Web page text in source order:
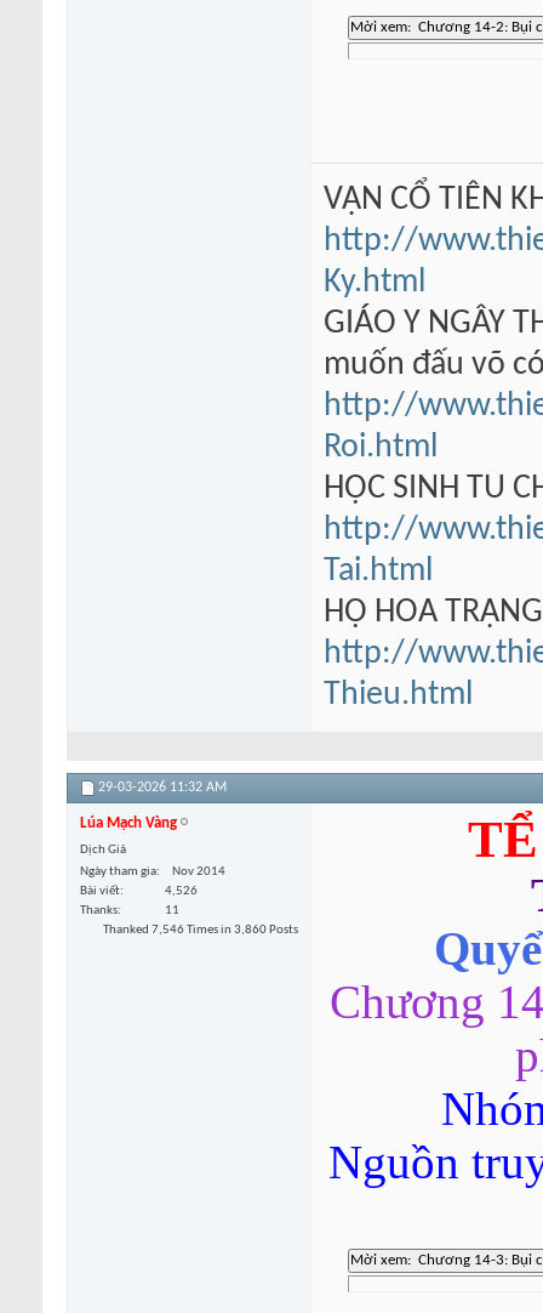
VẠN CỔ TIÊN
http://
Ky.html
GIÁO Y NGÂY
muốn đấu võ
http://
Roi.html
HỌC SINH TU
http://
Tai.html
HỘ HOA
http://
Thieu.html
29-03-2026 11:32 AM
Lúa Mạch Vàng
Dịch Giả
Ngày tham gia
Nov 2014
Bài viết
4,526
Thanks
11
Thanked 7,546 Times in 3,860 Posts
Chương
Nguồn